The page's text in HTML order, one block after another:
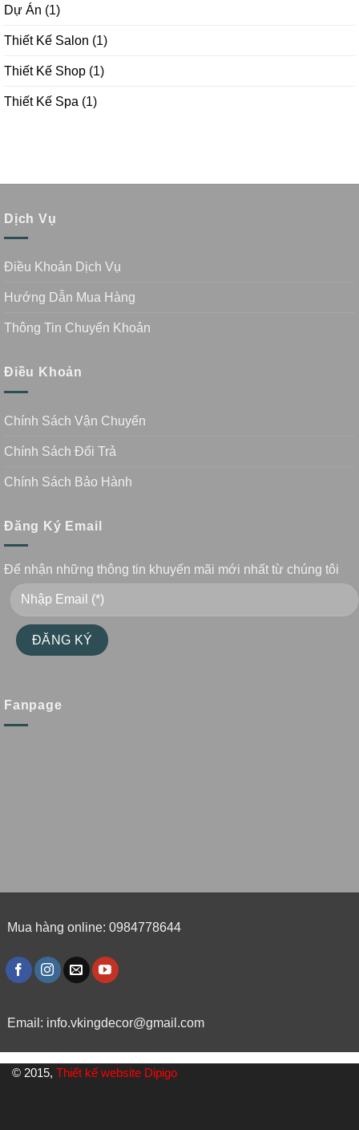
Dự Án (1)
Thiết Kế Salon (1)
Thiết Kế Shop (1)
Thiết Kế Spa (1)
Dịch Vụ
Điều Khoản Dịch Vụ
Hướng Dẫn Mua Hàng
Thông Tin Chuyển Khoản
Điều Khoản
Chính Sách Vận Chuyển
Chính Sách Đổi Trả
Chính Sách Bảo Hành
Đăng Ký Email
Để nhận những thông tin khuyến mãi mới nhất từ chúng tôi
Fanpage
Mua hàng online: 0984778644
Email: info.vkingdecor@gmail.com
© 2015, Thiết kế website Dipigo